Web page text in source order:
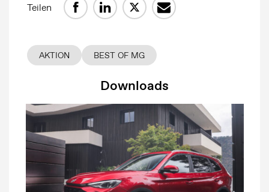
Teilen
AKTION BEST OF MG
Downloads